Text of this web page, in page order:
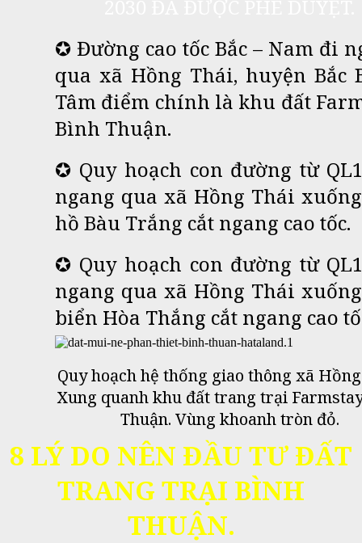
✪ Đường cao tốc Bắc – Nam đi
qua xã Hồng Thái, huyện Bắc
Tâm điểm chính là khu đất
Bình Thuận.
✪ Quy hoạch con đường từ
ngang qua xã Hồng Thái
hồ Bàu Trắng cắt ngang cao tốc.
✪ Quy hoạch con đường từ
ngang qua xã Hồng Thái
biển Hòa Thắng cắt ngang cao
Quy hoạch hệ thống giao thông xã
Xung quanh khu đất trang trại
Thuận. Vùng khoanh tròn đỏ.
8 LÝ DO NÊN ĐẦU TƯ ĐẤT
TRANG TRẠI BÌNH
THUẬN.